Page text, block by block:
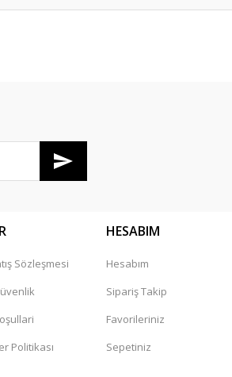
Sözleşmesi
Politikası
HESABIM
Hesabım
Sipariş Takip
Favorileriniz
Sepetiniz